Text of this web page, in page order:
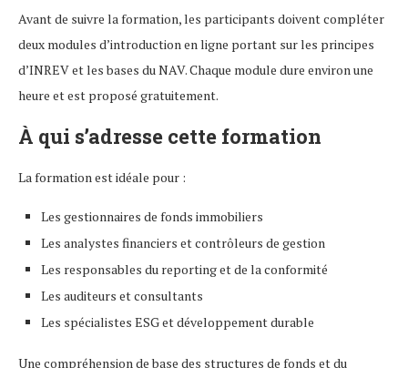
Avant de suivre la formation, les participants doivent compléter
deux modules d’introduction en ligne portant sur les principes
d’INREV et les bases du NAV. Chaque module dure environ une
heure et est proposé gratuitement.
À qui s’adresse cette formation
La formation est idéale pour :
Les gestionnaires de fonds immobiliers
Les analystes financiers et contrôleurs de gestion
Les responsables du reporting et de la conformité
Les auditeurs et consultants
Les spécialistes ESG et développement durable
Une compréhension de base des structures de fonds et du